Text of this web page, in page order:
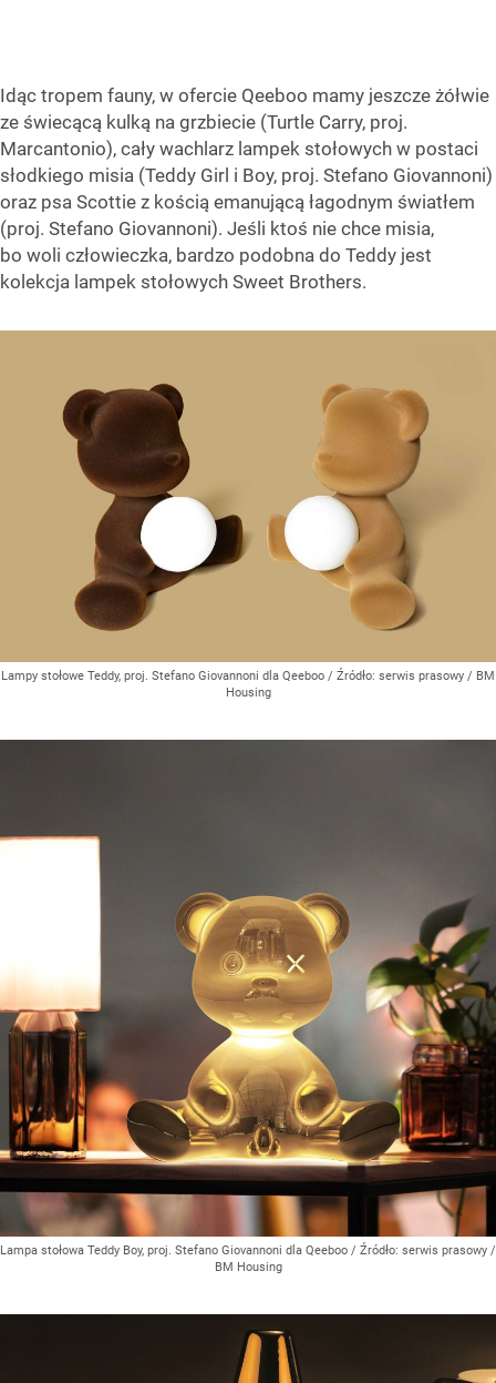
Idąc tropem fauny, w ofercie Qeeboo mamy jeszcze żółwie
ze świecącą kulką na grzbiecie (Turtle Carry, proj.
Marcantonio), cały wachlarz lampek stołowych w postaci
słodkiego misia (Teddy Girl i Boy, proj. Stefano Giovannoni)
oraz psa Scottie z kością emanującą łagodnym światłem
(proj. Stefano Giovannoni). Jeśli ktoś nie chce misia,
bo woli człowieczka, bardzo podobna do Teddy jest
kolekcja lampek stołowych Sweet Brothers.
Lampy stołowe Teddy, proj. Stefano Giovannoni dla Qeeboo / Źródło: serwis prasowy / BM
Housing
Lampa stołowa Teddy Boy, proj. Stefano Giovannoni dla Qeeboo / Źródło: serwis prasowy /
BM Housing